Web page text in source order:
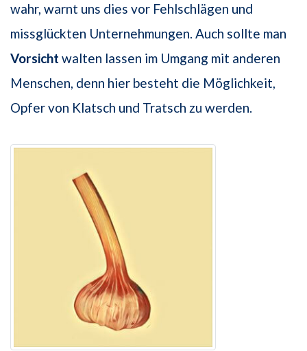
wahr, warnt uns dies vor Fehlschlägen und
missglückten Unternehmungen. Auch sollte man
Vorsicht walten lassen im Umgang mit anderen
Menschen, denn hier besteht die Möglichkeit,
Opfer von Klatsch und Tratsch zu werden.